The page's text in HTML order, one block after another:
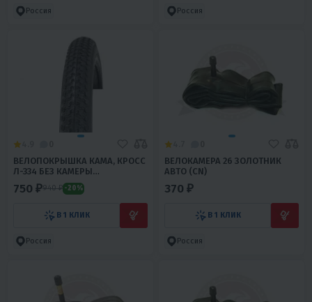
Россия Россия
ВЕЛОПОКРЫШКА КАМА, КРОСС
Л-334 БЕЗ КАМЕРЫ
ПЕТРОШИНА
750 ₽940 ₽ -20%
В 1 КЛИК
Россия
ВЕЛОКАМЕРА 26 ЗОЛОТНИК
АВТО (CN)
370 ₽
В 1 КЛИК
Россия